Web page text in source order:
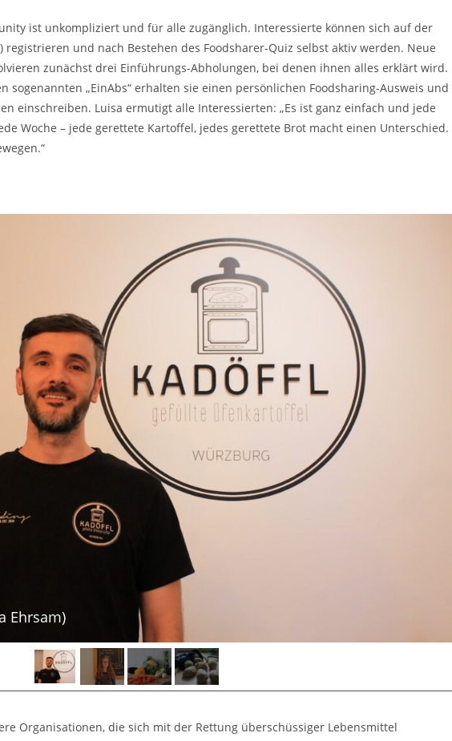
ist unkompliziert und für alle zugänglich. Interessierte können sich auf der
registrieren und nach Bestehen des Foodsharer-Quiz selbst aktiv werden. Neue
zunächst drei Einführungs-Abholungen, bei denen ihnen alles erklärt wird.
sogenannten „EinAbs“ erhalten sie einen persönlichen Foodsharing-Ausweis und
einschreiben. Luisa ermutigt alle Interessierten: „Es ist ganz einfach und jede
Woche – jede gerettete Kartoffel, jedes gerettete Brot macht einen Unterschied.
Ehrsam)
Organisationen, die sich mit der Rettung überschüssiger Lebensmittel